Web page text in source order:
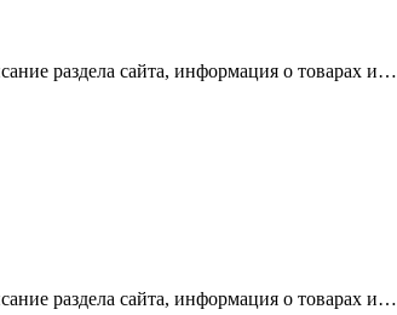
раздела сайта, информация о товарах и…
раздела сайта, информация о товарах и…